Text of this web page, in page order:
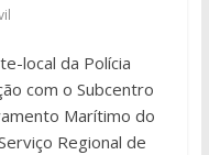
local da Polícia
com o Subcentro
Marítimo do
Regional de